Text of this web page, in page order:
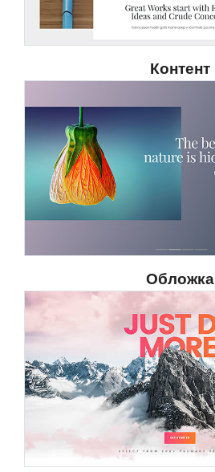
Контент
Обложка